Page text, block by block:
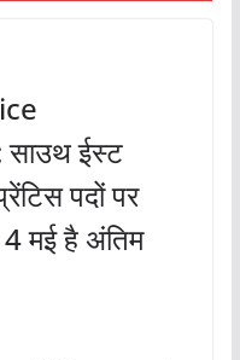
ईस्ट
पदों पर
मई है अंतिम